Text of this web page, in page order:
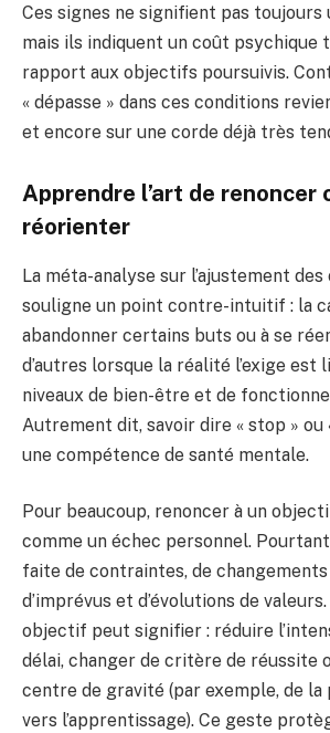
Ces signes ne signifient pas toujours
mais ils indiquent un coût psychique
rapport aux objectifs poursuivis.
« dépasse » dans ces conditions
et encore sur une corde déjà très
Apprendre l’art de renoncer
réorienter
La méta-analyse sur l’ajustement
souligne un point contre-intuitif : la
abandonner certains buts ou à se
d’autres lorsque la réalité l’exige est
niveaux de bien-être et de
Autrement dit, savoir dire « stop » ou
une compétence de santé mentale.
Pour beaucoup, renoncer à un
comme un échec personnel.
faite de contraintes, de
d’imprévus et d’évolutions de
objectif peut signifier : réduire
délai, changer de critère de réussite
centre de gravité (par exemple, de
vers l’apprentissage). Ce geste